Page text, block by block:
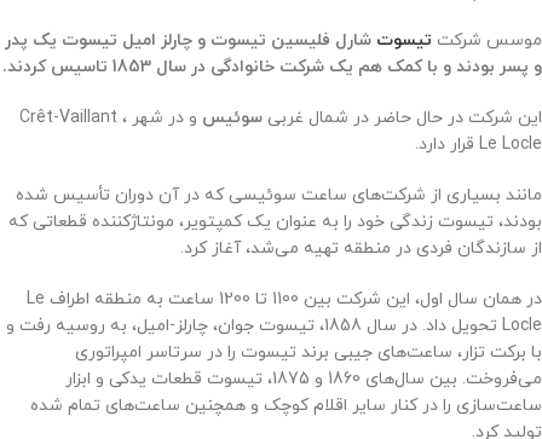
موسس شرکت تیسوت شارل فلیسین تیسوت و چارلز امیل تیسوت یک پدر
و پسر بودند و با کمک هم یک شرکت خانوادگی در سال 1853 تاسیس کردند.
این شرکت در حال حاضر در شمال غربی سوئیس
و در شهر Crêt-Vaillant ،
Le Locle قرار دارد.
مانند بسیاری از شرکت‌های ساعت سوئیسی که در آن دوران تأسیس شده
بودند، تیسوت زندگی خود را به عنوان یک کمپتویر، مونتاژکننده قطعاتی که
از سازندگان فردی در منطقه تهیه می‌شد، آغاز کرد.
در همان سال اول، این شرکت بین 1100 تا 1200 ساعت به منطقه اطراف Le
Locle تحویل داد. در سال 1858، تیسوت جوان، چارلز-امیل، به روسیه رفت و
با برکت تزار، ساعت‌های جیبی برند تیسوت را در سرتاسر امپراتوری
می‌فروخت. بین سال‌های 1860 و 1875، تیسوت قطعات یدکی و ابزار
ساعت‌سازی را در کنار سایر اقلام کوچک و همچنین ساعت‌های تمام شده
تولید کرد.